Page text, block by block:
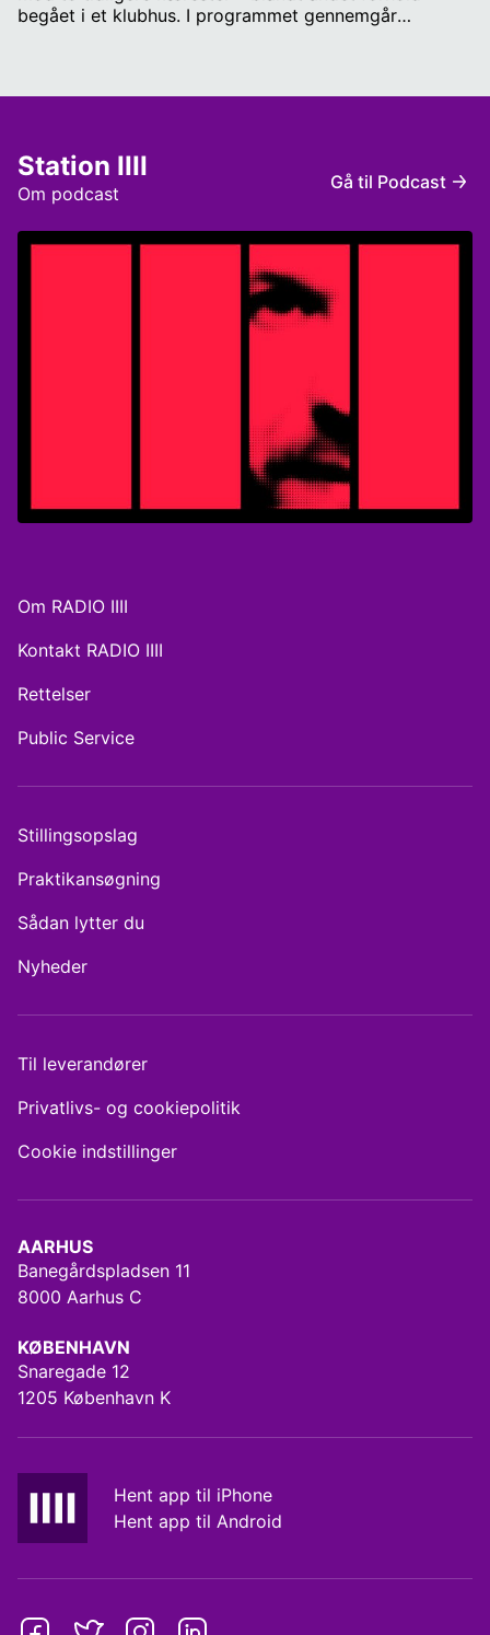
begået i et klubhus. I programmet gennemgår
Bjerregaard.
Om podcast
Station IIII Gå til Podcast
AARHUS
Banegårdspladsen 11
8000 Aarhus C
KØBENHAVN
Snaregade 12
1205 København K
Hent app til iPhone
Hent app til Android
Om RADIO IIII
Kontakt RADIO IIII
Rettelser
Public Service
Stillingsopslag
Praktikansøgning
Sådan lytter du
Nyheder
Til leverandører
Privatlivs- og cookiepolitik
Cookie indstillinger